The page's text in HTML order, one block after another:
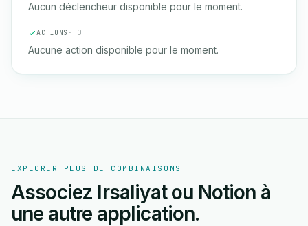
Aucun déclencheur disponible pour le moment.
ACTIONS · 0
Aucune action disponible pour le moment.
EXPLORER PLUS DE COMBINAISONS
Associez Irsaliyat ou Notion à
une autre application.